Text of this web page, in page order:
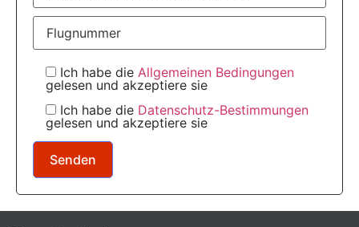
Ich habe die Allgemeinen Bedingungen
gelesen und akzeptiere sie
Ich habe die Datenschutz-Bestimmungen
gelesen und akzeptiere sie